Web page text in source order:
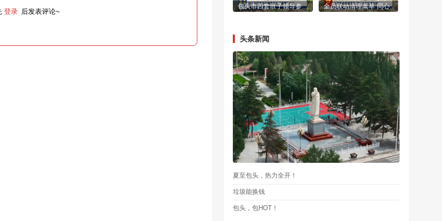
登录 后发表评论~
包头市四套班子领导参与“清蒿”行动 全员联动清理蒿草 同心共护宜居环境
头条新闻
夏至包头，热力全开！
垃圾能换钱
包头，包HOT！